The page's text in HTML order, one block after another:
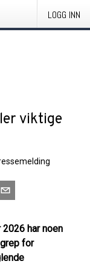
LOGG INN
viktige
har noen
for